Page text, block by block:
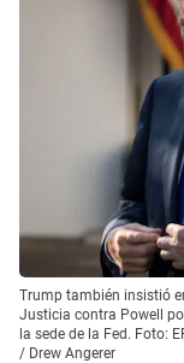
Trump también insistió
Justicia contra Powell
la sede de la Fed. Foto:
/ Drew Angerer